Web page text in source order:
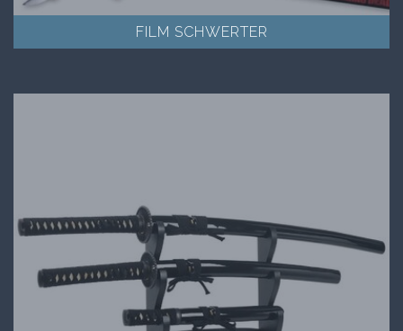
FILM SCHWERTER